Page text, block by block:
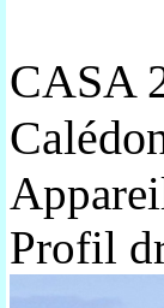
CASA
Profil